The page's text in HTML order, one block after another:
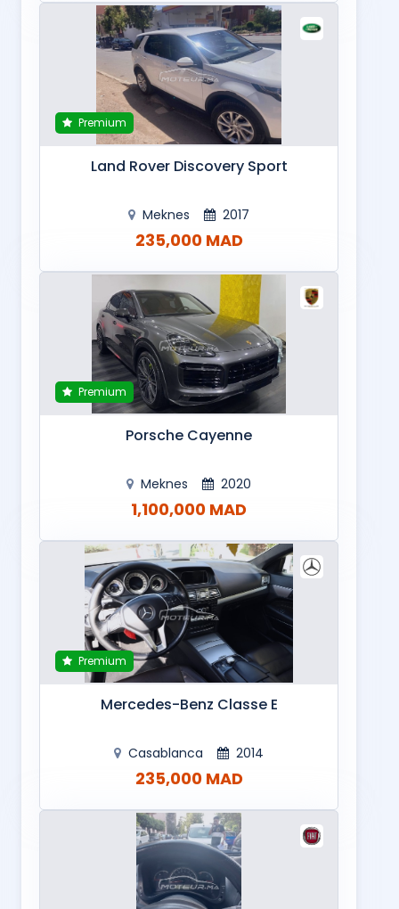
Premium
Land Rover Discovery Sport
Meknes 2017
235,000 MAD
Premium
Porsche Cayenne
Meknes 2020
1,100,000 MAD
Premium
Mercedes-Benz Classe E
Casablanca 2014
235,000 MAD